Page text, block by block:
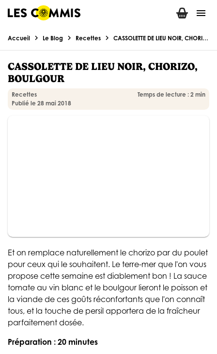
menu
Accueil chevron_right Le Blog chevron_right Recettes chevron_right CASSOLETTE DE LIEU NOIR, CHORIZO, BOULGOUR
CASSOLETTE DE LIEU NOIR, CHORIZO,
BOULGOUR
Recettes
Publié le 28 mai 2018
Temps de lecture : 2 min
Et on remplace naturellement le chorizo par du poulet
pour ceux qui le souhaitent. Le terre-mer que l'on vous
propose cette semaine est diablement bon ! La sauce
tomate au vin blanc et le boulgour lieront le poisson et
la viande de ces goûts réconfortants que l'on connaît
tous, et la touche de persil apportera de la fraîcheur
parfaitement dosée.
Préparation : 20 minutes